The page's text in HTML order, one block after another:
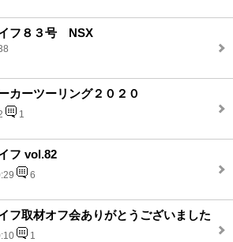
フ８３号 NSX
カーツーリング２０２０
1
フ vol.82
6
フ取材オフ会ありがとうございました
1